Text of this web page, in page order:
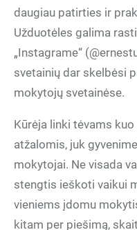
daugiau patirties ir
Užduotėles galima rasti
„Instagrame“
svetainių dar skelbėsi
mokytojų svetainėse.
Kūrėja linki tėvams
atžalomis, juk
mokytojai. Ne visada
stengtis ieškoti vaikui
vieniems įdomu
kitam per piešimą,